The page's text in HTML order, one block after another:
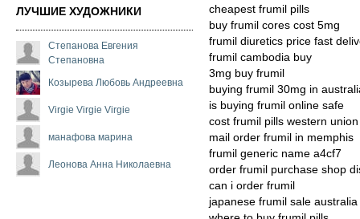
ЛУЧШИЕ ХУДОЖНИКИ
Степанова Евгения
Степановна
Козырева Любовь Андреевна
Virgie Virgie Virgie
манафова марина
Леонова Анна Николаевна
cheapest frumil pills
buy frumil cores cost 5mg
frumil diuretics price fast
frumil cambodia buy
3mg buy frumil
buying frumil 30mg in
is buying frumil online safe
cost frumil pills western union
mail order frumil in memphis
frumil generic name a4cf7
order frumil purchase shop
can i order frumil
japanese frumil sale